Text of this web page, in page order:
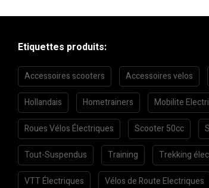
Etiquettes produits:
Accessoires scooters Accessoires velos
Hollandais Hometrainers Mobilite
Roues Vélos Électriques Scooter 50cc
Tout-Suspendus Training Trekking
VTT Électriques Vélos de Route Electriques